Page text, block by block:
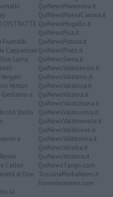
DISTRATTE
Fiumalbi
Cappannari
Lama
Venturi
Girolamo e
Stella
e
Calleri
di Don
la
QuiNewsMaremma.it
QuiNewsMassaCarrara.it
QuiNewsMugello.it
QuiNewsPisa.it
QuiNewsPistoia.it
QuiNewsPrato.it
QuiNewsSiena.it
QuiNewsValbisenzio.it
QuiNewsValdarno.it
QuiNewsValdelsa.it
QuiNewsValdera.it
QuiNewsValdichiana.it
QuiNewsValdicornia.it
QuiNewsValdinievole.it
QuiNewsValdisieve.it
QuiNewsValtiberina.it
QuiNewsVersilia.it
QuiNewsVolterra.it
QuiNewsTango.com
ToscanaMediaNews.it
Fiorentinanews.com